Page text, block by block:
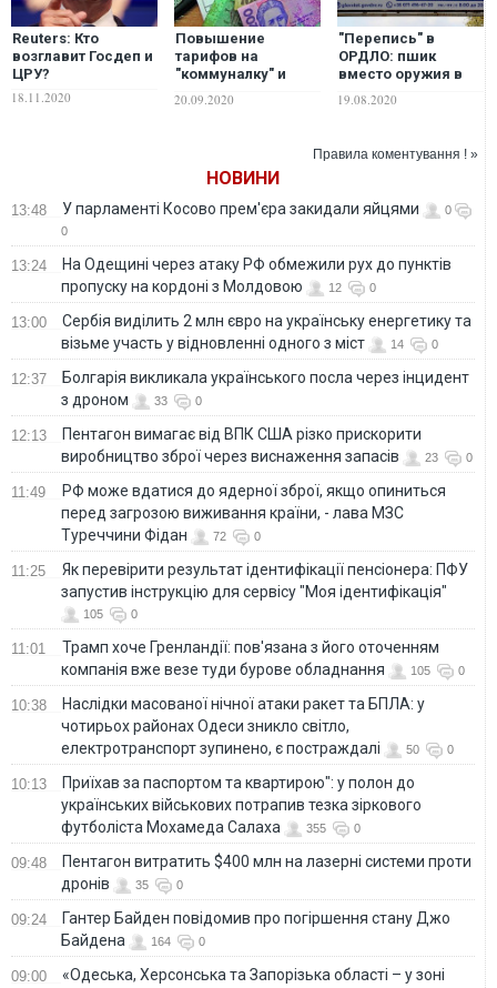
Reuters: Кто
возглавит Госдеп и
ЦРУ?
18.11.2020
Повышение
тарифов на
"коммуналку" и
субсидий: чего
сезоне
20.09.2020
"Перепись" в
ОРДЛО: пшик
вместо оружия в
19.08.2020
Правила коментування ! »
НОВИНИ
13:48 У парламенті Косово прем'єра закидали яйцями
0
0
13:24
На Одещині через атаку РФ обмежили рух до пунктів
пропуску на кордоні з Молдовою
12 0
13:00
Сербія виділить 2 млн євро на українську енергетику та
візьме участь у відновленні одного з міст
14 0
12:37
Болгарія викликала українського посла через інцидент
з дроном
33 0
12:13
Пентагон вимагає від ВПК США різко прискорити
виробництво зброї через виснаження запасів
23 0
11:49
РФ може вдатися до ядерної зброї, якщо опиниться
перед загрозою виживання країни, - лава МЗС
Туреччини Фідан
72 0
11:25
Як перевірити результат ідентифікації пенсіонера: ПФУ
запустив інструкцію для сервісу "Моя ідентифікація"
105 0
11:01
Трамп хоче Гренландії: пов'язана з його оточенням
компанія вже везе туди бурове обладнання
105 0
10:38
Наслідки масованої нічної атаки ракет та БПЛА: у
чотирьох районах Одеси зникло світло,
електротранспорт зупинено, є постраждалі
50 0
10:13
Приїхав за паспортом та квартирою": у полон до
українських військових потрапив тезка зіркового
футболіста Мохамеда Салаха
355 0
09:48
Пентагон витратить $400 млн на лазерні системи проти
дронів
35 0
09:24
Гантер Байден повідомив про погіршення стану Джо
Байдена
164 0
09:00
«Одеська, Херсонська та Запорізька області – у зоні